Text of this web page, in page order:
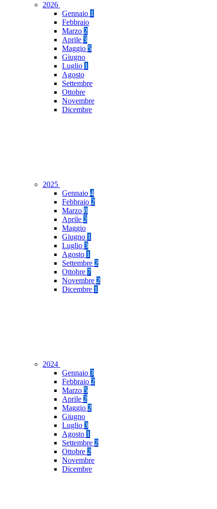
2026
Gennaio 1
Febbraio
Marzo 2
Aprile 3
Maggio 5
Giugno
Luglio 1
Agosto
Settembre
Ottobre
Novembre
Dicembre
2025
Gennaio 4
Febbraio 2
Marzo 8
Aprile 2
Maggio
Giugno 1
Luglio 3
Agosto 1
Settembre 2
Ottobre 7
Novembre 2
Dicembre 1
2024
Gennaio 3
Febbraio 2
Marzo 5
Aprile 2
Maggio 2
Giugno
Luglio 3
Agosto 1
Settembre 2
Ottobre 2
Novembre
Dicembre